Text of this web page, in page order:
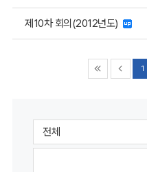
제10차 회의(2012년도)
1